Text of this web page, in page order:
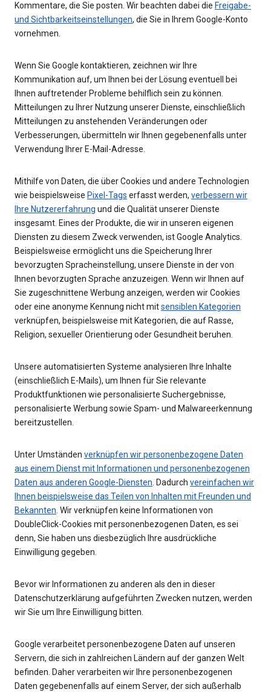
Kommentare, die Sie posten. Wir beachten dabei die Freigabe-
und Sichtbarkeitseinstellungen, die Sie in Ihrem Google-Konto
vornehmen.
Wenn Sie Google kontaktieren, zeichnen wir Ihre
Kommunikation auf, um Ihnen bei der Lösung eventuell bei
Ihnen auftretender Probleme behilflich sein zu können.
Mitteilungen zu Ihrer Nutzung unserer Dienste, einschließlich
Mitteilungen zu anstehenden Veränderungen oder
Verbesserungen, übermitteln wir Ihnen gegebenenfalls unter
Verwendung Ihrer E-Mail-Adresse.
Mithilfe von Daten, die über Cookies und andere Technologien
wie beispielsweise Pixel-Tags erfasst werden, verbessern wir
Ihre Nutzererfahrung und die Qualität unserer Dienste
insgesamt. Eines der Produkte, die wir in unseren eigenen
Diensten zu diesem Zweck verwenden, ist Google Analytics.
Beispielsweise ermöglicht uns die Speicherung Ihrer
bevorzugten Spracheinstellung, unsere Dienste in der von
Ihnen bevorzugten Sprache anzuzeigen. Wenn wir Ihnen auf
Sie zugeschnittene Werbung anzeigen, werden wir Cookies
oder eine anonyme Kennung nicht mitsensiblen Kategorien
verknüpfen, beispielsweise mit Kategorien, die auf Rasse,
Religion, sexueller Orientierung oder Gesundheit beruhen.
Unsere automatisierten Systeme analysieren Ihre Inhalte
(einschließlich E-Mails), um Ihnen für Sie relevante
Produktfunktionen wie personalisierte Suchergebnisse,
personalisierte Werbung sowie Spam- und Malwareerkennung
bereitzustellen.
Unter Umständen verknüpfen wir personenbezogene Daten
aus einem Dienst mit Informationen und personenbezogenen
Daten aus anderen Google-Diensten. Dadurch vereinfachen wir
Ihnen beispielsweise das Teilen von Inhalten mit Freunden und
Bekannten. Wir verknüpfen keine Informationen von
DoubleClick-Cookies mit personenbezogenen Daten, es sei
denn, Sie haben uns diesbezüglich Ihre ausdrückliche
Einwilligung gegeben.
Bevor wir Informationen zu anderen als den in dieser
Datenschutzerklärung aufgeführten Zwecken nutzen, werden
wir Sie um Ihre Einwilligung bitten.
Google verarbeitet personenbezogene Daten auf unseren
Servern, die sich in zahlreichen Ländern auf der ganzen Welt
befinden. Daher verarbeiten wir Ihre personenbezogenen
Daten gegebenenfalls auf einem Server, der sich außerhalb